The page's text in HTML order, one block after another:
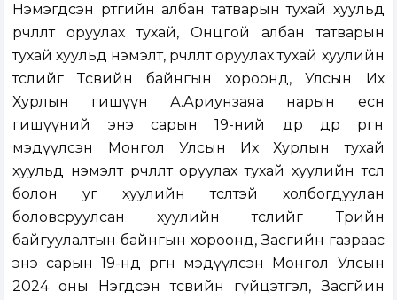
Нэмэгдсэн өртгийн албан татварын тухай хуульд
өөрчлөлт оруулах тухай, Онцгой албан татварын
тухай хуульд нэмэлт, өөрчлөлт оруулах тухай хуулийн
төслийг Төсвийн байнгын хороонд, Улсын Их
Хурлын гишүүн А.Ариунзаяа нарын есөн
гишүүний энэ сарын 19-ний өдөр өдөр өргөн
мэдүүлсэн Монгол Улсын Их Хурлын тухай
хуульд нэмэлт өөрчлөлт оруулах тухай хуулийн төсөл
болон уг хуулийн төсөлтэй холбогдуулан
боловсруулсан хуулийн төслийг Төрийн
байгуулалтын байнгын хороонд, Засгийн газраас
энэ сарын 19-нд өргөн мэдүүлсэн Монгол Улсын
2024 оны Нэгдсэн төсвийн гүйцэтгэл, Засгйин